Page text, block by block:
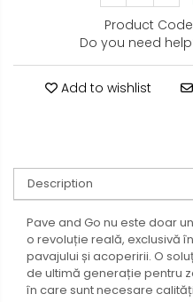
Product
Do you need
Add to wishlist
Description
Pave and Go nu este doar
o revoluție reală, exclusivă
pavajului și acoperirii. O
de ultimă generație pentru
în care sunt necesare